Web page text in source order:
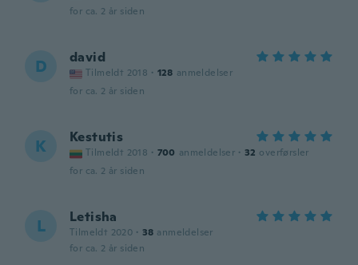
for ca. 2 år siden
D david
Tilmeldt 2018 · 128 anmeldelser
for ca. 2 år siden
K Kestutis
Tilmeldt 2018 · 700 anmeldelser · 32 overførsler
for ca. 2 år siden
L Letisha
Tilmeldt 2020 · 38 anmeldelser
for ca. 2 år siden